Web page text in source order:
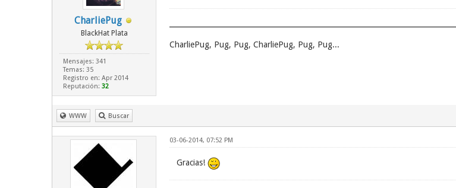
CharliePug
BlackHat Plata
Mensajes: 341
Temas: 35
Registro en: Apr 2014
Reputación: 32
CharliePug, Pug, Pug, CharliePug, Pug, Pug...
WWW Buscar
03-06-2014, 07:52 PM
Gracias!